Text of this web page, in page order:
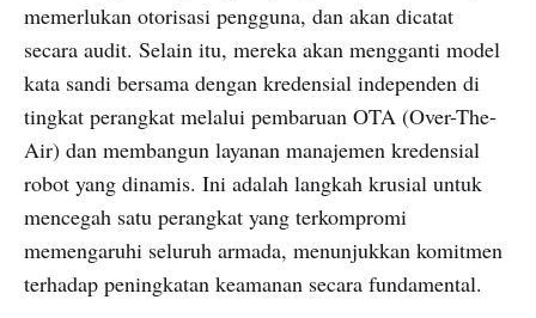
memerlukan otorisasi pengguna, dan akan dicatat
secara audit. Selain itu, mereka akan mengganti model
kata sandi bersama dengan kredensial independen di
tingkat perangkat melalui pembaruan OTA (Over-The-
Air) dan membangun layanan manajemen kredensial
robot yang dinamis. Ini adalah langkah krusial untuk
mencegah satu perangkat yang terkompromi
memengaruhi seluruh armada, menunjukkan komitmen
terhadap peningkatan keamanan secara fundamental.